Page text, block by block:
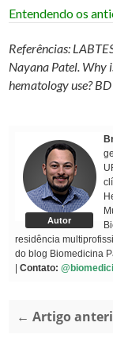
Entendendo os
Referências:
Nayana Patel. Why
hematology use?
Autor
residência
do blog Biomedicina
Contato:
← Artigo